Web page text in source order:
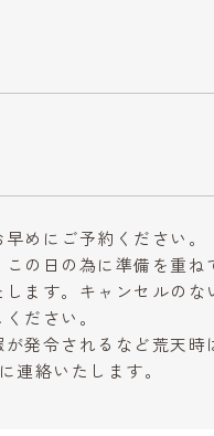
めにご予約ください。
の日の為に準備を重ね
ます。キャンセルのな
ださい。
発令されるなど荒天時
連絡いたします。